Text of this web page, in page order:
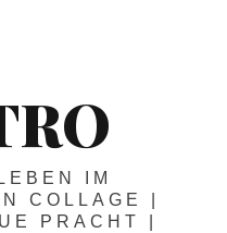
IM
COLLAGE |
PRACHT |